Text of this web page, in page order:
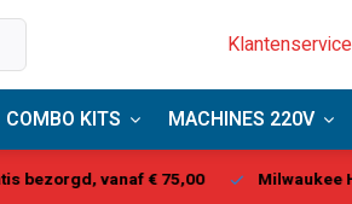
Klantenservice
COMBO KITS MACHINES 220V
Milwaukee Heavy Duty Center